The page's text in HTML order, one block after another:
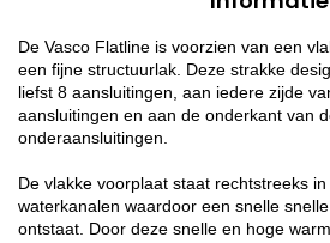
De Vasco Flatline is voorzien van een
een fijne structuurlak. Deze strakke
liefst 8 aansluitingen, aan iedere zijde
aansluitingen en aan de onderkant van
onderaansluitingen.
De vlakke voorplaat staat rechtstreeks
waterkanalen waardoor een snelle
ontstaat. Door deze snelle en hoge